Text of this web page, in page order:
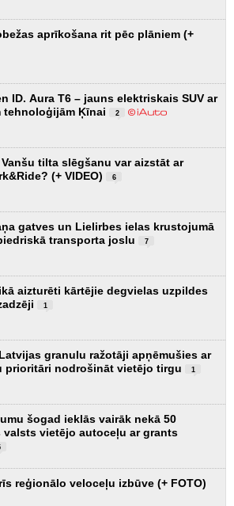
aprīkošana rit pēc plāniem (+
ID. Aura T6 – jauns elektriskais SUV ar
tehnoloģijām Ķīnai
2
Vanšu tilta slēgšanu var aizstāt ar
(+ VIDEO)
6
gatves un Lielirbes ielas krustojumā
transporta joslu
7
aizturēti kārtējie degvielas uzpildes
1
granulu ražotāji apņēmušies ar
prioritāri nodrošināt vietējo tirgu
1
šogad ieklās vairāk nekā 50
valsts vietējo autoceļu ar grants
reģionālo veloceļu izbūve (+ FOTO)